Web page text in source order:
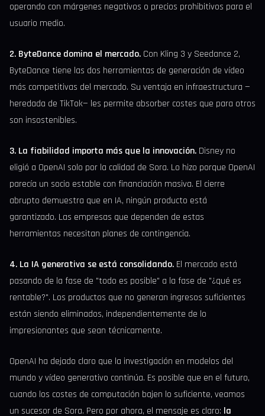
operando con márgenes negativos o precios prohibitivos para el
usuario medio.
2. ByteDance domina el mercado. Con Kling 3 y Seedance 2,
ByteDance tiene las dos herramientas de generación de vídeo
más competitivas del mercado. Su ventaja en infraestructura —
heredada de TikTok— les permite absorber costes que para otros
son insostenibles.
3. La fiabilidad importa más que la innovación. Disney no
eligió a OpenAI solo por la calidad de Sora. Lo hizo porque OpenAI
parecía un socio estable con financiación masiva. El cierre
abrupto demuestra que en IA, ningún producto está
garantizado. Las empresas que dependen de estas
herramientas necesitan planes de contingencia.
4. La IA generativa se está consolidando. El mercado está
pasando de la fase de "todo es posible" a la fase de "¿qué es
rentable?". Los productos que no generan ingresos suficientes
están siendo eliminados, independientemente de lo
impresionantes que sean técnicamente.
OpenAI ha dejado claro que la investigación en modelos del
mundo y vídeo generativo continúa. Es posible que en el futuro,
cuando los costes de computación bajen lo suficiente, veamos
un sucesor de Sora. Pero por ahora, el mensaje es claro: la